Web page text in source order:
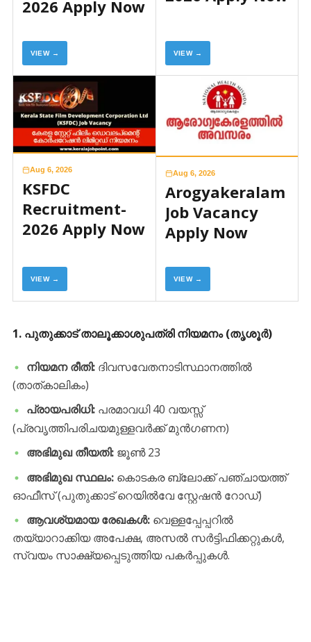
2026 Apply Now
VIEW → VIEW →
Aug 6, 2026
KSFDC
Recruitment-
2026 Apply Now
VIEW →
Aug 6, 2026
Arogyakeralam
Job Vacancy
Apply Now
VIEW →
​1. പുതുക്കാട് താലൂക്കാശുപത്രി നിയമനം (തൃശൂർ)
നിയമന രീതി:ദിവസവേതനാടിസ്ഥാനത്തിൽ
(താത്കാലികം)
പ്രായപരിധി:പരമാവധി 40 വയസ്സ്
(പ്രവൃത്തിപരിചയമുള്ളവർക്ക് മുൻഗണന)
അഭിമുഖ തീയതി:ജൂൺ 23
അഭിമുഖ സ്ഥലം:കൊടകര ബ്ലോക്ക് പഞ്ചായത്ത്
ഓഫീസ് (പുതുക്കാട് റെയിൽവേ സ്റ്റേഷൻ റോഡ്)
ആവശ്യമായ രേഖകൾ:വെള്ളപ്പേപ്പറിൽ
തയ്യാറാക്കിയ അപേക്ഷ, അസൽ സർട്ടിഫിക്കറ്റുകൾ,
സ്വയം സാക്ഷ്യപ്പെടുത്തിയ പകർപ്പുകൾ.